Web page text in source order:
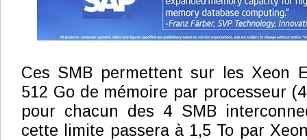
Ces SMB permettent sur les Xeon
512 Go de mémoire par processeur
pour chacun des 4 SMB
cette limite passera à 1,5 To par